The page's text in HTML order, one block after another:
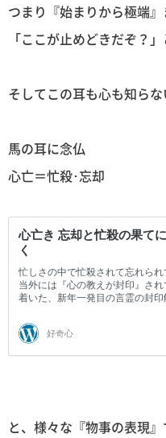
つまり『始まりから極端
「ここが止めどきだぞ？
そしてこの耳も心も知ら
馬の耳に念仏
心亡＝忙殺･忘却
と、様々な『物事の表現